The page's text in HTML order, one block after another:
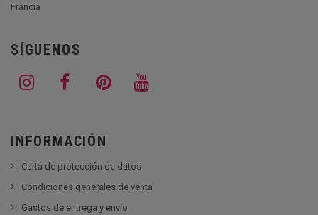
Francia
SÍGUENOS
INFORMACIÓN
Carta de protección de datos
Condiciones generales de venta
Gastos de entrega y envío